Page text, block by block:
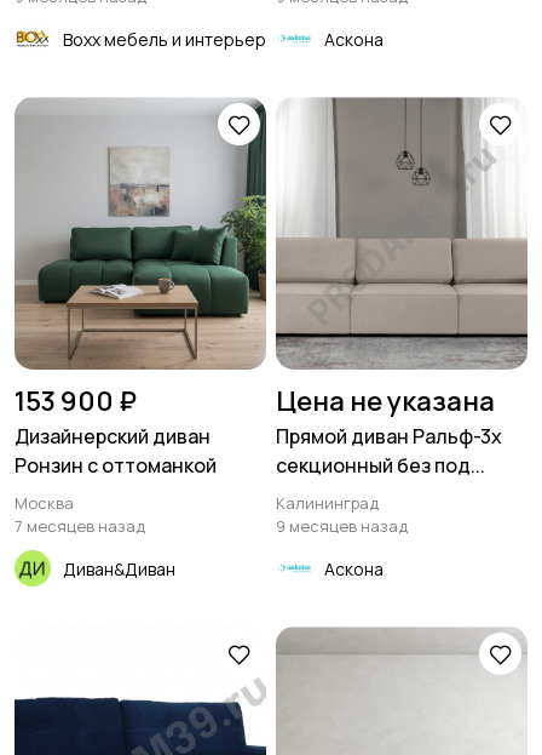
Boxx мебель и интерьер Аскона
153 900 ₽
Дизайнерский диван
Ронзин с оттоманкой
Москва
7 месяцев назад
Диван&Диван
Цена не указана
Прямой диван Ральф-3х
секционный без под...
Калининград
9 месяцев назад
Аскона